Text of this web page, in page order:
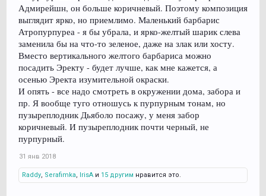
Адмирейшн, он больше коричневый. Поэтому композиция
выглядит ярко, но приемлимо. Маленький барбарис
Атропурпуреа - я бы убрала, и ярко-желтый шарик слева
заменила бы на что-то зеленое, даже на злак или хосту.
Вместо вертикального желтого барбариса можно
посадить Эректу - будет лучше, как мне кажется, а
осенью Эректа изумительной окраски.
И опять - все надо смотреть в окружении дома, забора и
пр. Я вообще туго отношусь к пурпурным тонам, но
пузыреплодник Дьяболо посажу, у меня забор
коричневый. И пузыреплодник почти черный, не
пурпурный.
31 янв 2018
Raddy, Serafimka, IrisA и 15 другим нравится это.